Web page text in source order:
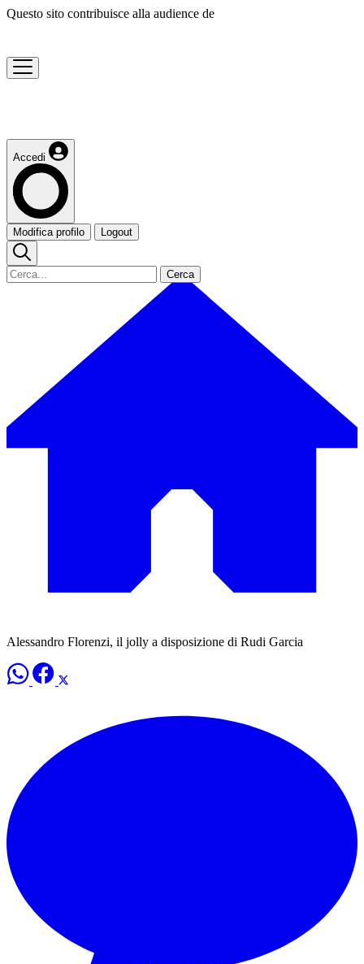
Questo sito contribuisce alla audience de
Accedi
Modifica profilo Logout
Cerca
Alessandro Florenzi, il jolly a disposizione di Rudi Garcia